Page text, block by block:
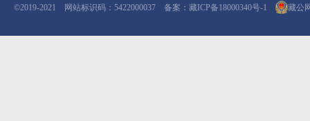
©2019-2021 网站标识码：5422000037 备案： 藏ICP备18000340号-1 藏公